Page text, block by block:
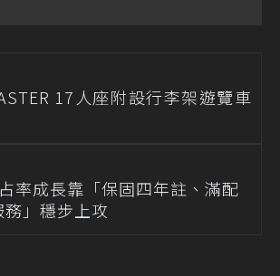
17人座附設行李架遊覽車
率成長靠「保固四年註、滿配
」穩步上攻